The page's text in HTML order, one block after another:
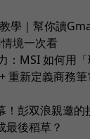
學｜幫你讀
境一次看
：MSI 如何用
重新定義商務
！彭双浪親邀的
最後稻草？